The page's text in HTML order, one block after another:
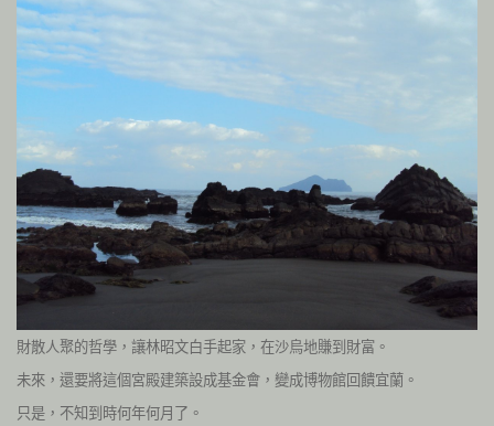
財散人聚的哲學，讓林昭文白手起家，在沙烏地賺到財富。
未來，還要將這個宮殿建築設成基金會，變成博物館回饋宜蘭。
只是，不知到時何年何月了。